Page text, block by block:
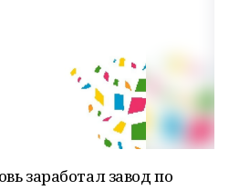
заработал завод по